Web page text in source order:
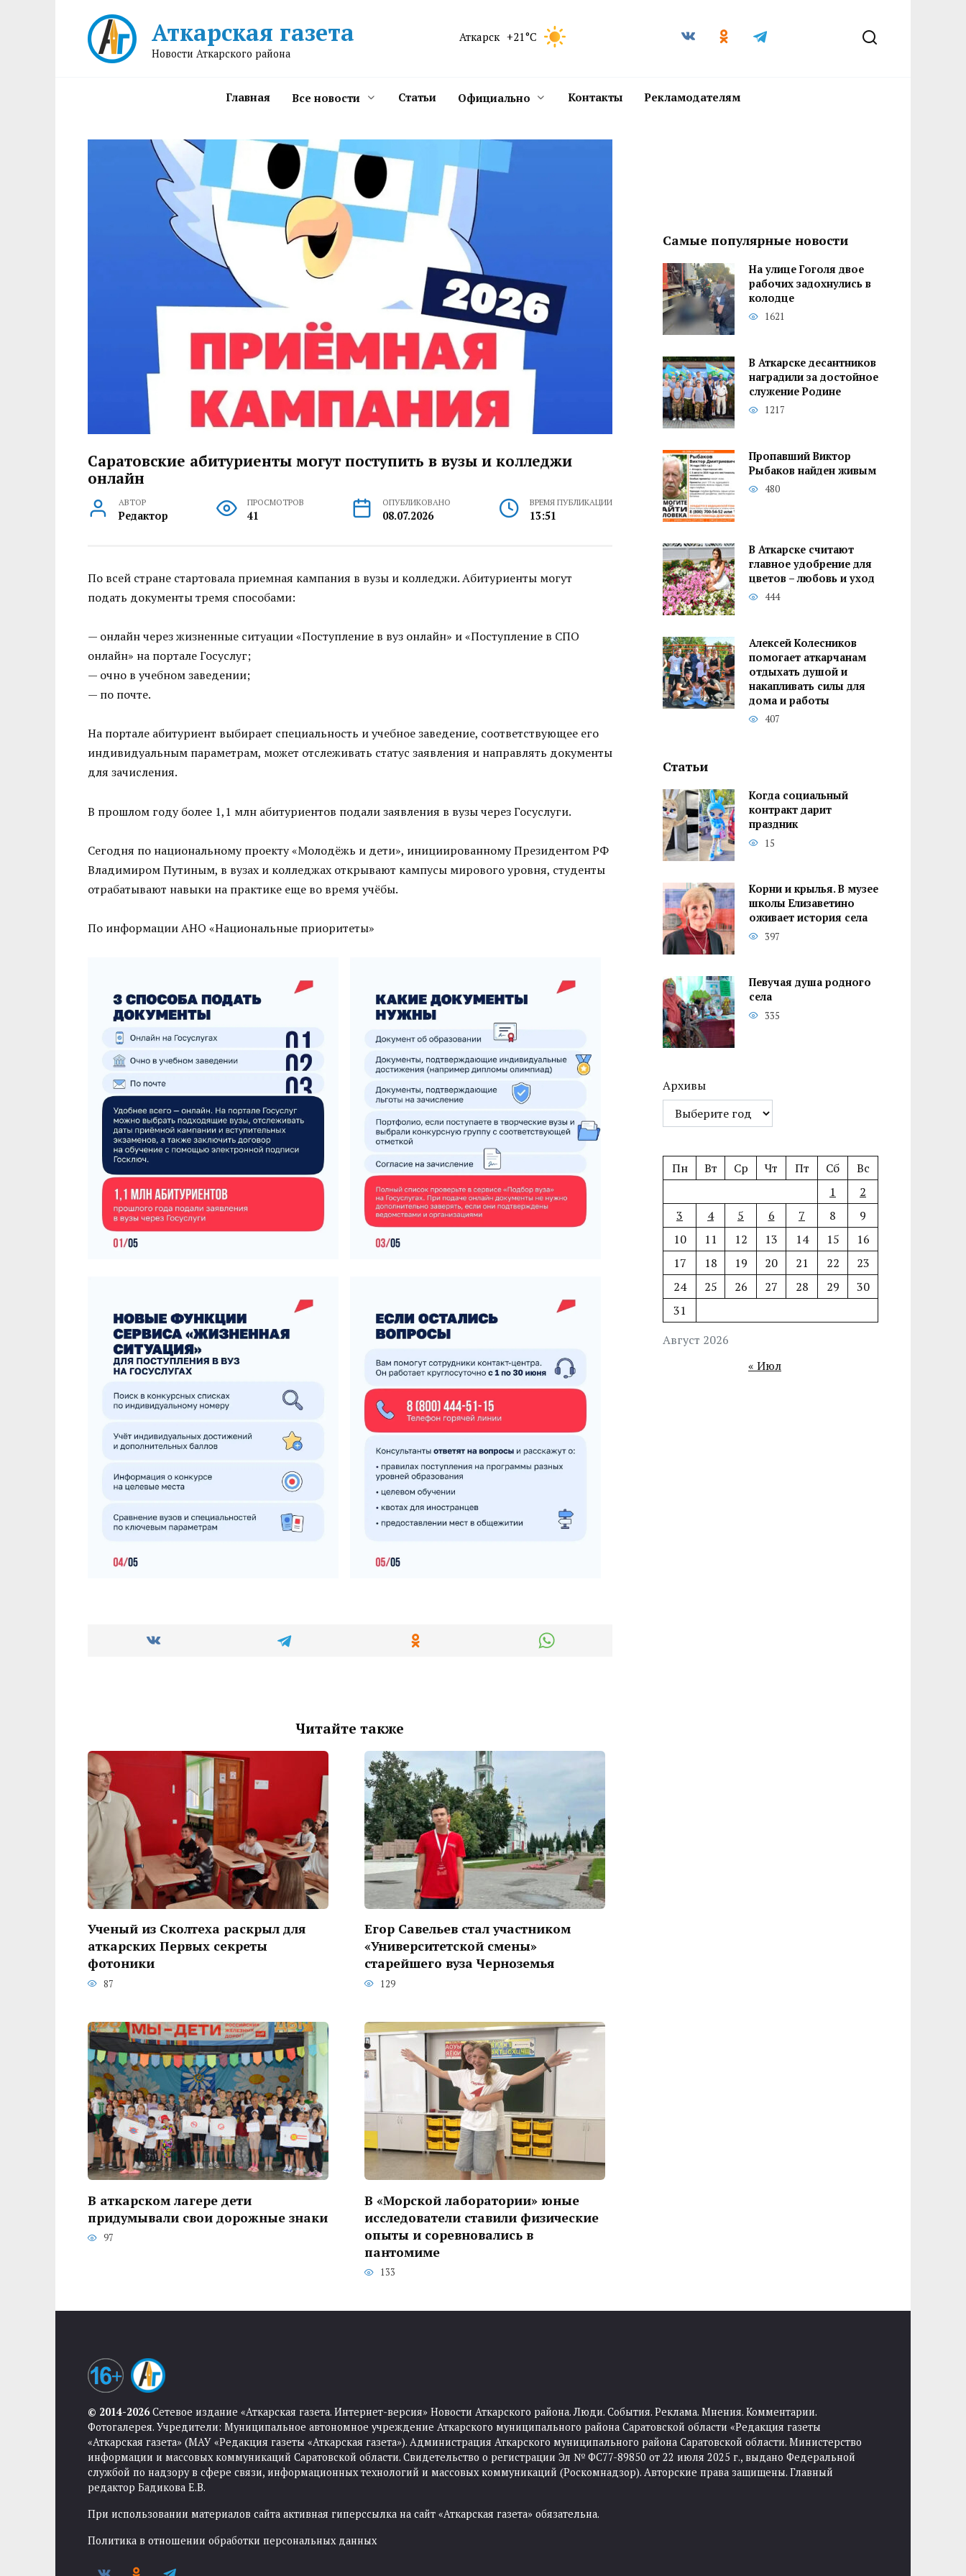
Аткарская газета
Новости Аткарского района
Аткарск +21°C
Главная Все новости Статьи Официально Контакты Рекламодателям
Саратовские абитуриенты могут поступить в вузы и колледжи
онлайн
АВТОР
Редактор
ПРОСМОТРОВ
41
ОПУБЛИКОВАНО
08.07.2026
ВРЕМЯ ПУБЛИКАЦИИ
13:51
По всей стране стартовала приемная кампания в вузы и колледжи. Абитуриенты могут
подать документы тремя способами:
— онлайн через жизненные ситуации «Поступление в вуз онлайн» и «Поступление в СПО
онлайн» на портале Госуслуг;
— очно в учебном заведении;
— по почте.
На портале абитуриент выбирает специальность и учебное заведение, соответствующее его
индивидуальным параметрам, может отслеживать статус заявления и направлять документы
для зачисления.
В прошлом году более 1,1 млн абитуриентов подали заявления в вузы через Госуслуги.
Сегодня по национальному проекту «Молодёжь и дети», инициированному Президентом РФ
Владимиром Путиным, в вузах и колледжах открывают кампусы мирового уровня, студенты
отрабатывают навыки на практике еще во время учёбы.
По информации АНО «Национальные приоритеты»
Читайте также
Ученый из Сколтеха раскрыл для
аткарских Первых секреты
фотоники
87
Егор Савельев стал участником
«Университетской смены»
старейшего вуза Черноземья
129
В аткарском лагере дети
придумывали свои дорожные знаки
97
В «Морской лаборатории» юные
исследователи ставили физические
опыты и соревновались в
пантомиме
133
Самые популярные новости
На улице Гоголя двое
рабочих задохнулись в
колодце
1621
В Аткарске десантников
наградили за достойное
служение Родине
1217
Пропавший Виктор
Рыбаков найден живым
480
В Аткарске считают
главное удобрение для
цветов – любовь и уход
444
Алексей Колесников
помогает аткарчанам
отдыхать душой и
накапливать силы для
дома и работы
407
Статьи
Когда социальный
контракт дарит
праздник
15
Корни и крылья. В музее
школы Елизаветино
оживает история села
397
Певучая душа родного
села
335
Архивы
Август 2026
Пн Вт Ср Чт Пт Сб
Вс
1
2
3
4 5 6 7 8
9
10
11 12 13 14 15
16
17
18 19 20 21 22
23
24
25 26 27 28 29
30
31
« Июл
© 2014-2026Сетевое издание «Аткарская газета. Интернет-версия» Новости Аткарского района. Люди. События. Реклама. Мнения. Комментарии.
Фотогалерея. Учредители: Муниципальное автономное учреждение Аткарского муниципального района Саратовской области «Редакция газеты
«Аткарская газета» (МАУ «Редакция газеты «Аткарская газета»). Администрация Аткарского муниципального района Саратовской области. Министерство
информации и массовых коммуникаций Саратовской области. Свидетельство о регистрации Эл № ФС77-89850 от 22 июля 2025 г., выдано Федеральной
службой по надзору в сфере связи, информационных технологий и массовых коммуникаций (Роскомнадзор). Авторские права защищены. Главный
редактор Бадикова Е.В.
При использовании материалов сайта активная гиперссылка на сайт «Аткарская газета» обязательна.
Политика в отношении обработки персональных данных